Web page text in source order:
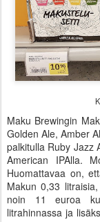
Maku Brewingin
Golden Ale, Amber
palkitulla Ruby Jazz
American IPAlla.
Huomattavaa on,
Makun 0,33
noin 11 euroa
litrahinnassa ja